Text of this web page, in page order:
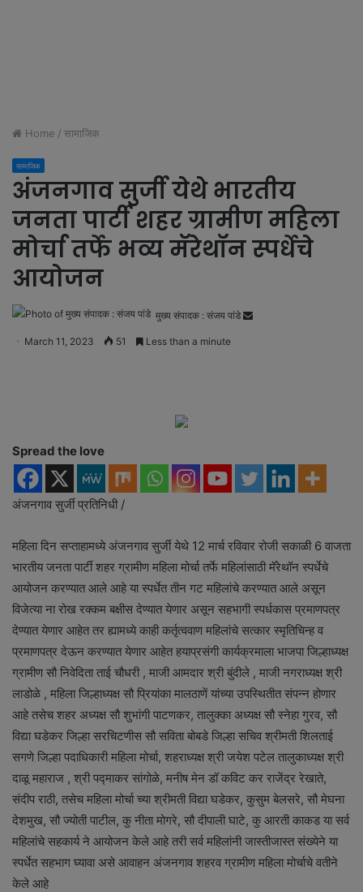
Home / सामाजिक
सामाजिक
अंजनगाव सुर्जी येथे भारतीय
जनता पार्टी शहर ग्रामीण महिला
मोर्चा तर्फे भव्य मॅरेथॉन स्पर्धेचे
आयोजन
मुख्य संपादक : संजय पांडे
a
i
March 11, 2023 51 Less than a minute
Spread the love
अंजनगाव सुर्जी प्रतिनिधी /
महिला दिन सप्ताहामध्ये अंजनगाव सुर्जी येथे 12 मार्च रविवार रोजी सकाळी 6 वाजता
भारतीय जनता पार्टी शहर ग्रामीण महिला मोर्चा तर्फे महिलांसाठी मॅरेथॉन स्पर्धेचे
आयोजन करण्यात आले आहे या स्पर्धेत तीन गट महिलांचे करण्यात आले असून
विजेत्या ना रोख रक्कम बक्षीस देण्यात येणार असून सहभागी स्पर्धकास प्रमाणपत्र
देण्यात येणार आहेत तर ह्यामध्ये काही कर्तृत्ववाण महिलांचे सत्कार स्मृतिचिन्ह व
प्रमाणपत्र देऊन करण्यात येणार आहेत हयाप्रसंगी कार्यक्रमाला भाजपा जिल्हाध्यक्ष
ग्रामीण सौ निवेदिता ताई चौधरी , माजी आमदार श्री बुंदीले , माजी नगराध्यक्ष श्री
लाडोळे , महिला जिल्हाध्यक्ष सौ प्रियांका मालठाणें यांच्या उपस्थितीत संपन्न होणार
आहे तसेच शहर अध्यक्ष सौ शुभांगी पाटणकर, तालुक्का अध्यक्ष सौ स्नेहा गुरव, सौ
विद्या घडेकर जिल्हा सरचिटणीस सौ सविता बोबडे जिल्हा सचिव श्रीमती शिलताई
सगणे जिल्हा पदाधिकारी महिला मोर्चा, शहराध्यक्ष श्री जयेश पटेल तालुकाध्यक्ष श्री
दाळू महाराज , श्री पद्माकर सांगोळे, मनीष मेन डॉ कविट कर राजेंद्र रेखाते,
संदीप राठी, तसेच महिला मोर्चा च्या श्रीमती विद्या घडेकर, कुसुम बेलसरे, सौ मेघना
देशमुख, सौ ज्योती पाटील, कु नीता मोगरे, सौ दीपाली घाटे, कु आरती काकड या सर्व
महिलांचे सहकार्य ने आयोजन केले आहे तरी सर्व महिलांनी जास्तीजास्त संख्येने या
स्पर्धेत सहभाग घ्यावा असे आवाहन अंजनगाव शहरव ग्रामीण महिला मोर्चाचे वतीने
केले आहे